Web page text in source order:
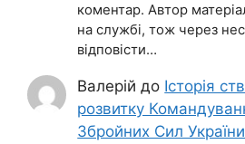
коментар. Автор
на службі, тож через
відповісти…
Валерій до Історія
розвитку
Збройних Сил України